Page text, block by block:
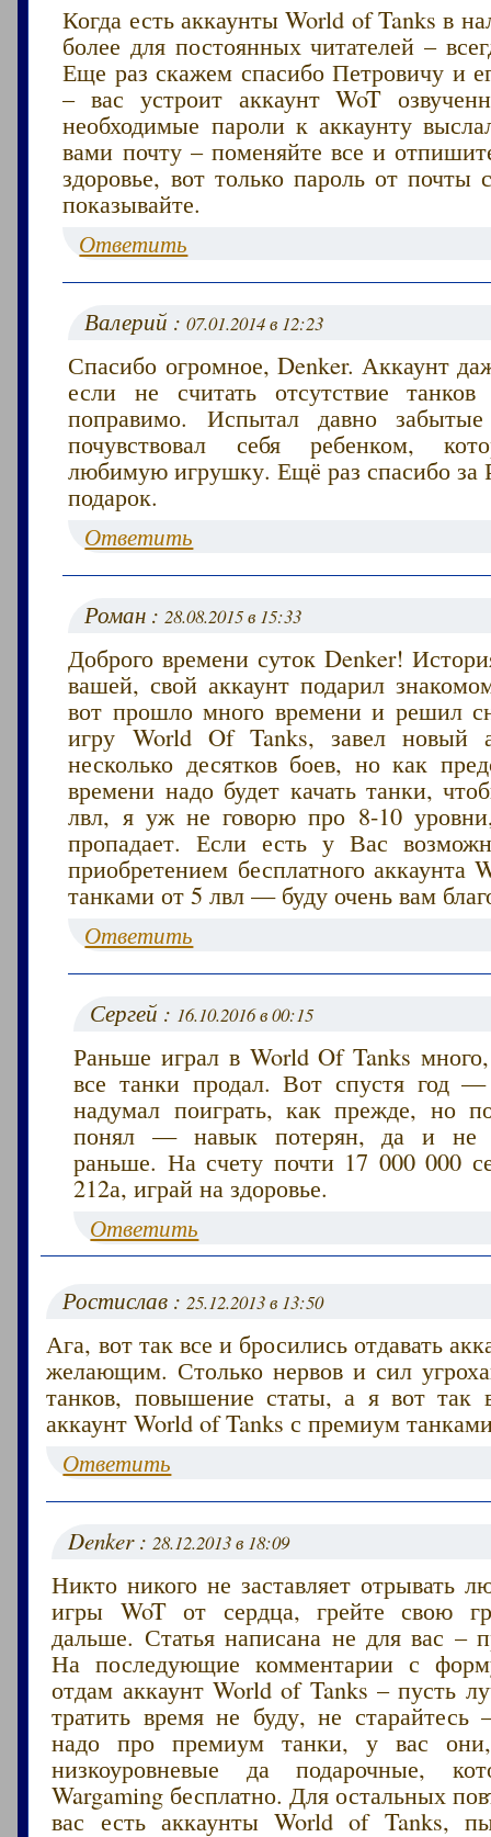
Когда есть аккаунты World of Tanks в
более для постоянных читателей –
Еще раз скажем спасибо Петровичу и
– вас устроит аккаунт WoT
необходимые пароли к аккаунту
вами почту – поменяйте все и
здоровье, вот только пароль от
показывайте.
Ответить
Валерий :07.01.2014 в 12:23
Спасибо огромное, Denker. Аккаунт
если не считать отсутствие
поправимо. Испытал давно
почувствовал себя ребенком,
любимую игрушку. Ещё раз спасибо за
подарок.
Ответить
Роман :28.08.2015 в 15:33
Доброго времени суток Denker!
вашей, свой аккаунт подарил
вот прошло много времени и решил
игру World Of Tanks, завел новый
несколько десятков боев, но как
времени надо будет качать танки,
лвл, я уж не говорю про 8-10
пропадает. Если есть у Вас
приобретением бесплатного аккаунта
танками от 5 лвл — буду очень вам
Ответить
Сергей : 16.10.2016 в 00:15
Раньше играл в World Of Tanks
все танки продал. Вот спустя год —
надумал поиграть, как прежде, но
понял — навык потерян, да и не
раньше. На счету почти 17 000 000
212а, играй на здоровье.
Ответить
Ростислав :25.12.2013 в 13:50
Ага, вот так все и бросились отдавать
желающим. Столько нервов и сил
танков, повышение статы, а я вот так
аккаунт World of Tanks с премиум
Ответить
Denker :28.12.2013 в 18:09
Никто никого не заставляет отрывать
игры WoT от сердца, грейте свою
дальше. Статья написана не для вас –
На последующие комментарии с
отдам аккаунт World of Tanks – пусть
тратить время не буду, не
надо про премиум танки, у вас они,
низкоуровневые да подарочные,
Wargaming бесплатно. Для остальных
вас есть аккаунты World of Tanks,